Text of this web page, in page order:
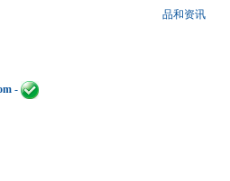
品和资讯
-